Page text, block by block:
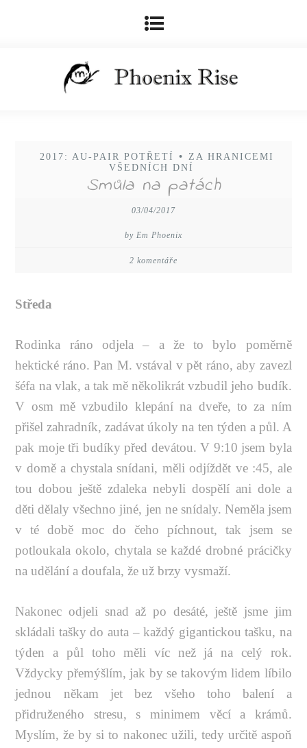
2017: AU-PAIR POTŘETÍ •
ZA HRANICEMI
VŠEDNÍCH DNÍ
Smůla na patách
03/04/2017
by Em Phoenix
2 komentáře
Středa
Rodinka ráno odjela – a že to bylo poměrně
hektické ráno. Pan M. vstával v pět ráno, aby zavezl
šéfa na vlak, a tak mě několikrát vzbudil jeho budík.
V osm mě vzbudilo klepání na dveře, to za ním
přišel zahradník, zadávat úkoly na ten týden a půl. A
pak moje tři budíky před devátou. V 9:10 jsem byla
v domě a chystala snídani, měli odjíždět ve :45, ale
tou dobou ještě zdaleka nebyli dospělí ani dole a
děti dělaly všechno jiné, jen ne snídaly. Neměla jsem
v té době moc do čeho píchnout, tak jsem se
potloukala okolo, chytala se každé drobné prácičky
na udělání a doufala, že už brzy vysmaží.
Nakonec odjeli snad až po desáté, ještě jsme jim
skládali tašky do auta – každý gigantickou tašku, na
týden a půl toho měli víc než já na celý rok.
Vždycky přemýšlím, jak by se takovým lidem líbilo
jednou někam jet bez všeho toho balení a
přidruženého stresu, s minimem věcí a krámů.
Myslím, že by si to nakonec užili, tedy určitě aspoň